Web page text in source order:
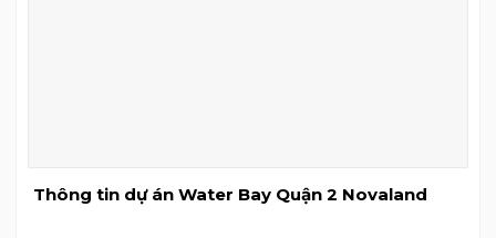
Thông tin dự án Water Bay Quận 2 Novaland